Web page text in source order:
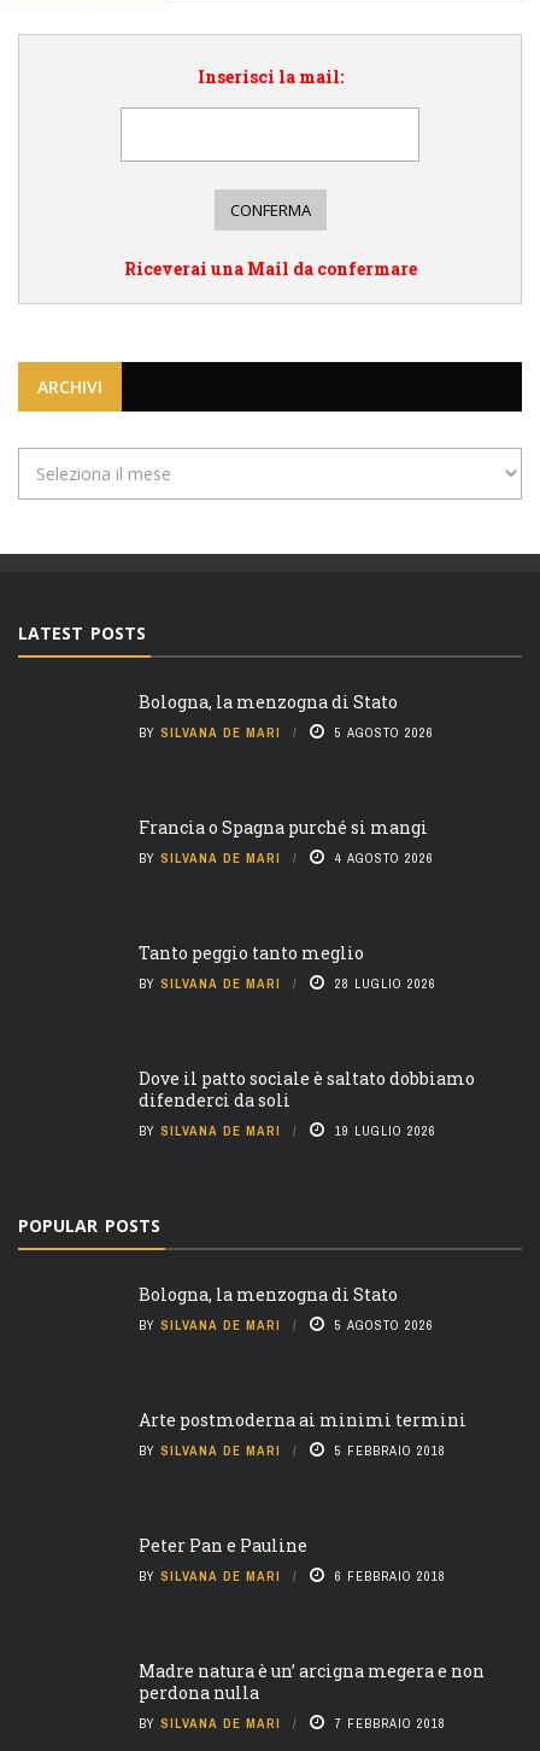
Inserisci la mail:
Riceverai una Mail da confermare
ARCHIVI
LATEST POSTS
Bologna, la menzogna di Stato
BY SILVANA DE MARI 5 AGOSTO 2026
Francia o Spagna purché si mangi
BY SILVANA DE MARI 4 AGOSTO 2026
Tanto peggio tanto meglio
BY SILVANA DE MARI 28 LUGLIO 2026
Dove il patto sociale è saltato dobbiamo
difenderci da soli
BY SILVANA DE MARI 19 LUGLIO 2026
POPULAR POSTS
Bologna, la menzogna di Stato
BY SILVANA DE MARI 5 AGOSTO 2026
Arte postmoderna ai minimi termini
BY SILVANA DE MARI 5 FEBBRAIO 2018
Peter Pan e Pauline
BY SILVANA DE MARI 6 FEBBRAIO 2018
Madre natura è un’ arcigna megera e non
perdona nulla
BY SILVANA DE MARI 7 FEBBRAIO 2018